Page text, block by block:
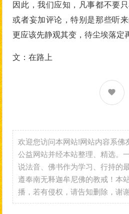
因此，我们应知，凡事都不要
或者妄加评论，特别是那些听
更应该先静观其变，待尘埃落定
文：在路上
欢迎您访问本网站!网站内容系佛
公益网站并经本站整理、精选。
说法音、佛书作为学习、行持的
遵奉南无释迦牟尼佛的教戒！本
播，若有侵权，请告知删除，谢